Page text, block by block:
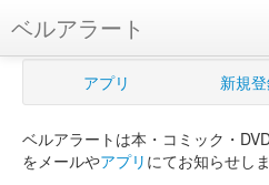
ベルアラート
ベルアラートとは
新規登録
アプリ 新規
ベルアラートは本・コミック・
をメールやアプリ にてお知らせし